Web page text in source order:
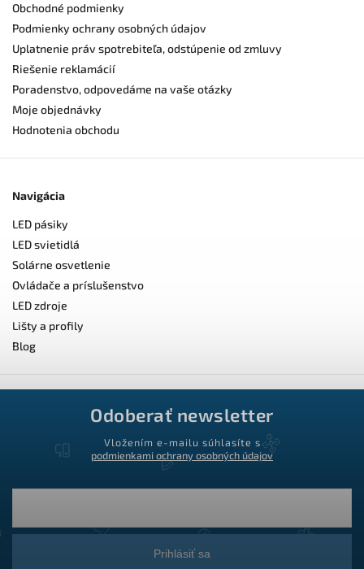
Obchodné podmienky
Podmienky ochrany osobných údajov
Uplatnenie práv spotrebiteľa, odstúpenie od zmluvy
Riešenie reklamácií
Poradenstvo, odpovedáme na vaše otázky
Moje objednávky
Hodnotenia obchodu
Navigácia
LED pásiky
LED svietidlá
Solárne osvetlenie
Ovládače a príslušenstvo
LED zdroje
Lišty a profily
Blog
Odoberať newsletter
Vložením e-mailu súhlasíte s
podmienkami ochrany osobných údajov
Prihlásiť sa